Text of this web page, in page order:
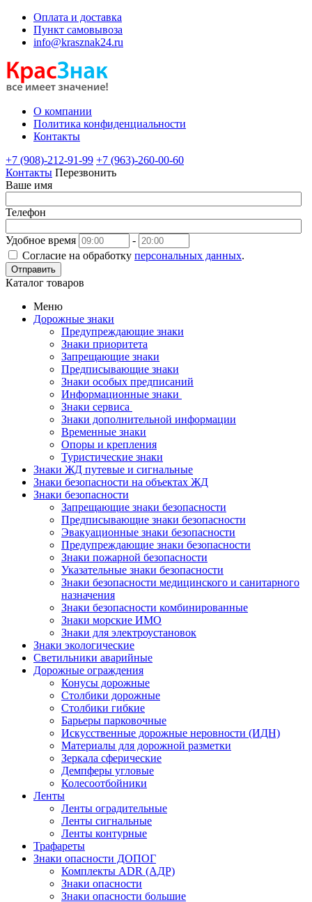
Оплата и доставка
Пункт самовывоза
info@krasznak24.ru
О компании
Политика конфиденциальности
Контакты
+7 (908)-212-91-99 +7 (963)-260-00-60
Контакты Перезвонить
Ваше имя
Телефон
Удобное время
-
Согласие на обработку персональных данных.
Отправить
Каталог товаров
Меню
Дорожные знаки
Предупреждающие знаки
Знаки приоритета
Запрещающие знаки
Предписывающие знаки
Знаки особых предписаний
Информационные знаки
Знаки сервиса
Знаки дополнительной информации
Временные знаки
Опоры и крепления
Туристические знаки
Знаки ЖД путевые и сигнальные
Знаки безопасности на объектах ЖД
Знаки безопасности
Запрещающие знаки безопасности
Предписывающие знаки безопасности
Эвакуационные знаки безопасности
Предупреждающие знаки безопасности
Знаки пожарной безопасности
Указательные знаки безопасности
Знаки безопасности медицинского и санитарного
назначения
Знаки безопасности комбинированные
Знаки морские ИМО
Знаки для электроустановок
Знаки экологические
Светильники аварийные
Дорожные ограждения
Конусы дорожные
Столбики дорожные
Столбики гибкие
Барьеры парковочные
Искусственные дорожные неровности (ИДН)
Материалы для дорожной разметки
Зеркала сферические
Демпферы угловые
Колесоотбойники
Ленты
Ленты оградительные
Ленты сигнальные
Ленты контурные
Трафареты
Знаки опасности ДОПОГ
Комплекты ADR (АДР)
Знаки опасности
Знаки опасности большие